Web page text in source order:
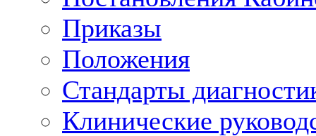
Приказы
Положения
Стандарты
Клинические